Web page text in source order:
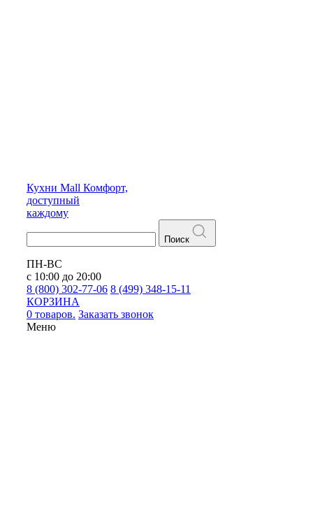
Кухни Mall Комфорт,
доступный
каждому
Поиск
ПН-ВС
с 10:00 до 20:00
8 (800) 302-77-06 8 (499) 348-15-11
КОРЗИНА
0 товаров. Заказать звонок
Меню